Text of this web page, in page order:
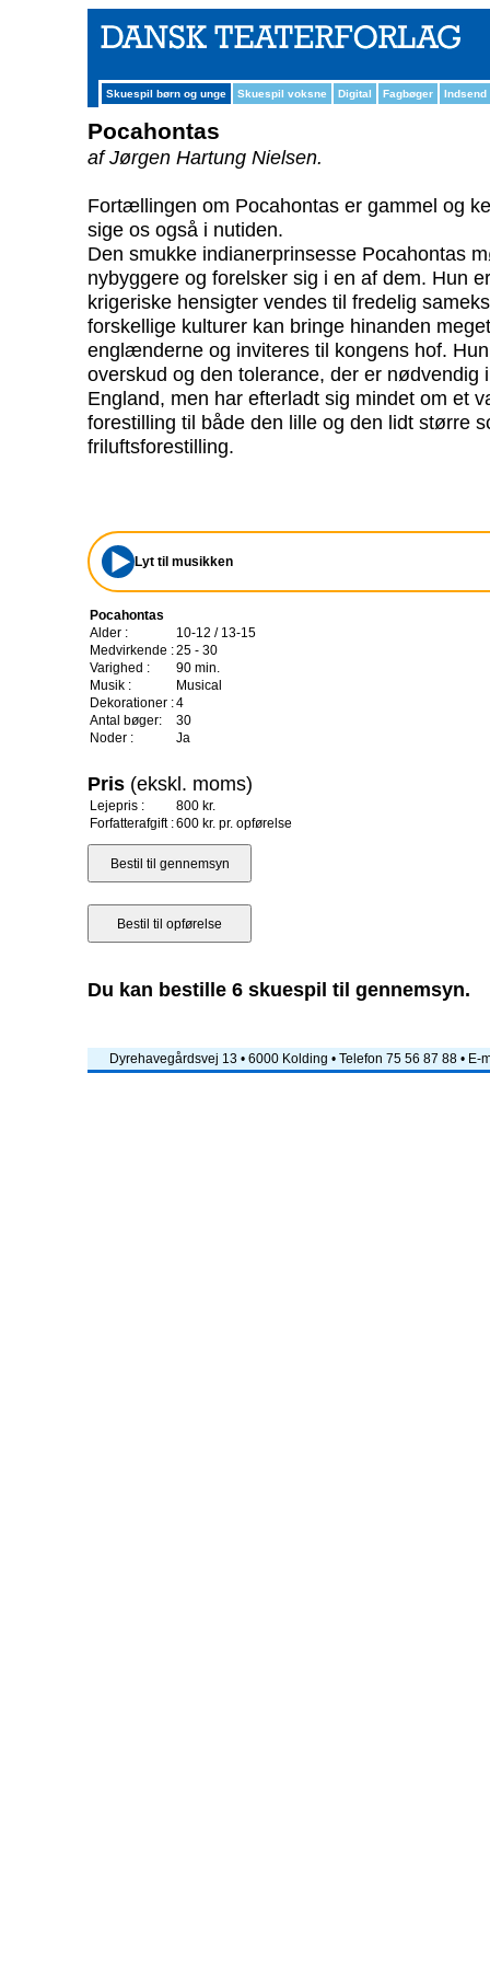
Skuespil børn og unge Skuespil voksne Digital Fagbøger Indsend
Pocahontas
af Jørgen Hartung Nielsen.
Fortællingen om Pocahontas er gammel og
sige os også i nutiden.
Den smukke indianerprinsesse Pocahontas
nybyggere og forelsker sig i en af dem. Hun
krigeriske hensigter vendes til fredelig
forskellige kulturer kan bringe hinanden
englænderne og inviteres til kongens hof.
overskud og den tolerance, der er nødvendig
England, men har efterladt sig mindet om et
forestilling til både den lille og den lidt større
friluftsforestilling.
Lyt til musikken
Pocahontas
Alder :
10-12 / 13-15
Medvirkende :25 - 30
Varighed :
90 min.
Musik :
Musical
Dekorationer :4
Antal bøger:
30
Noder :
Ja
Pris (ekskl. moms)
Lejepris :
800 kr.
Forfatterafgift :600 kr. pr. opførelse
Du kan bestille 6 skuespil til gennemsyn.
Dyrehavegårdsvej 13 • 6000 Kolding • Telefon 75 56 87 88 • E-